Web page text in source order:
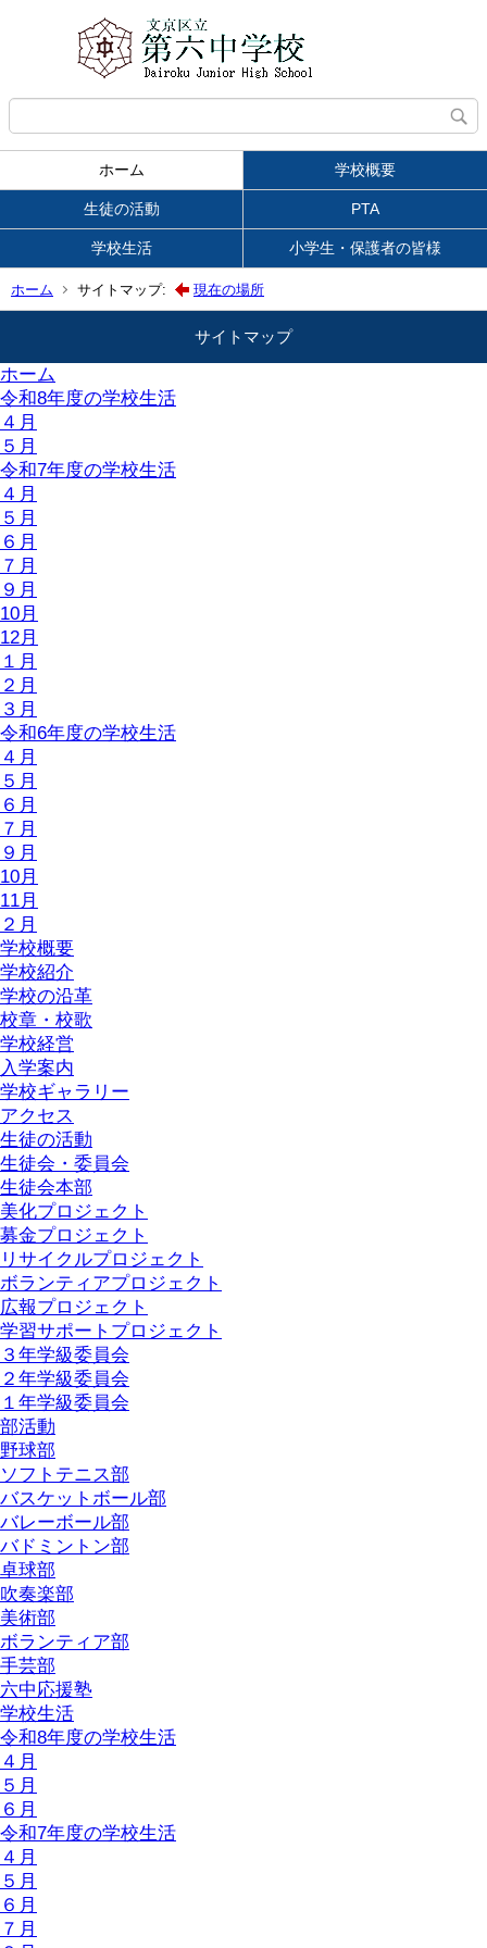
ホーム 学校概要
生徒の活動 PTA
学校生活 小学生・保護者の皆様
ホーム サイトマップ: 現在の場所
サイトマップ
ホーム
令和8年度の学校生活
４月
５月
令和7年度の学校生活
４月
５月
６月
７月
９月
10月
12月
１月
２月
３月
令和6年度の学校生活
４月
５月
６月
７月
９月
10月
11月
２月
学校概要
学校紹介
学校の沿革
校章・校歌
学校経営
入学案内
学校ギャラリー
アクセス
生徒の活動
生徒会・委員会
生徒会本部
美化プロジェクト
募金プロジェクト
リサイクルプロジェクト
ボランティアプロジェクト
広報プロジェクト
学習サポートプロジェクト
３年学級委員会
２年学級委員会
１年学級委員会
部活動
野球部
ソフトテニス部
バスケットボール部
バレーボール部
バドミントン部
卓球部
吹奏楽部
美術部
ボランティア部
手芸部
六中応援塾
学校生活
令和8年度の学校生活
４月
５月
６月
令和7年度の学校生活
４月
５月
６月
７月